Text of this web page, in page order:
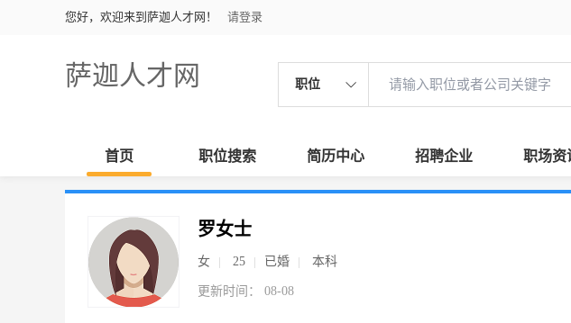
您好，欢迎来到萨迦人才网！ 请登录
萨迦人才网 职位
首页 职位搜索 简历中心 招聘企业 职场资
罗女士
女 25 已婚 本科
更新时间： 08-08